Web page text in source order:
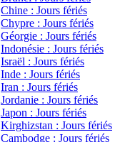
Chine : Jours fériés
Chypre : Jours fériés
Géorgie : Jours fériés
Indonésie : Jours fériés
Israël : Jours fériés
Inde : Jours fériés
Iran : Jours fériés
Jordanie : Jours fériés
Japon : Jours fériés
Kirghizstan : Jours fériés
Cambodge : Jours fériés